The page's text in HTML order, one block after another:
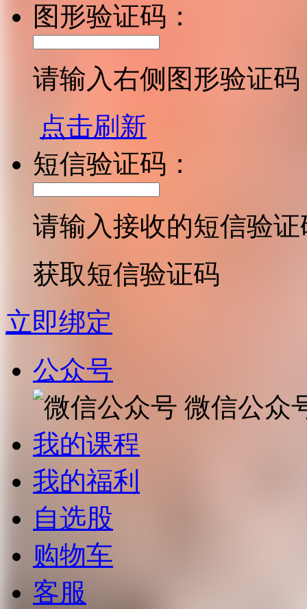
图形验证码：
请输入右侧图形验证码
点击刷新
短信验证码：
请输入接收的短信验证
获取短信验证码
立即绑定
公众号
微信公众
我的课程
我的福利
自选股
购物车
客服